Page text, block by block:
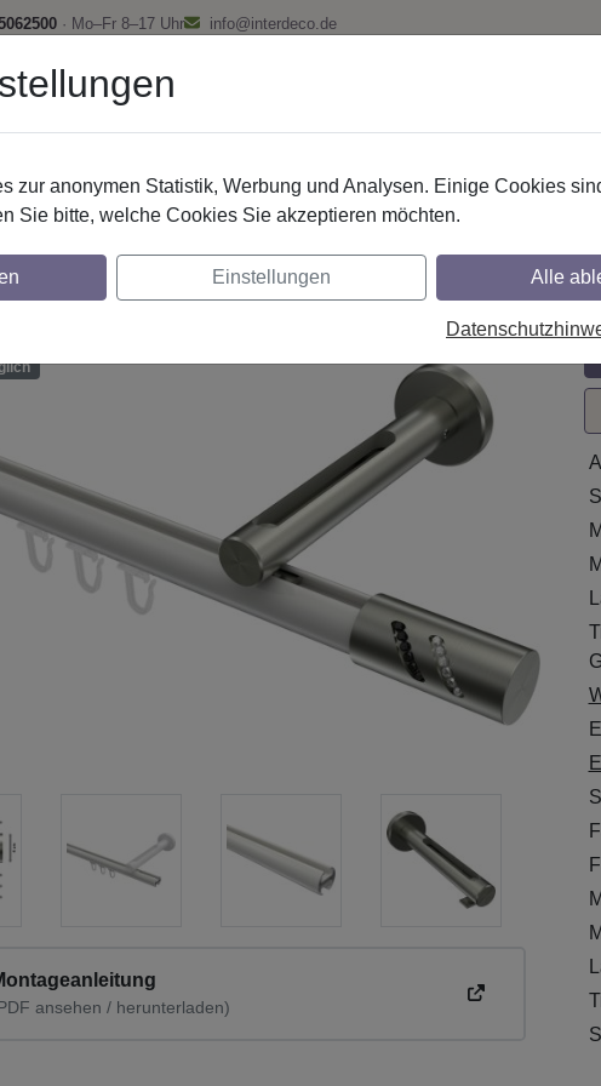
· Mo–Fr 8–17 Uhr info@interdeco.de
Innenlaufstangen Aluminium / Metall
mit Innenlauf aus Aluminium /
- Zoena Weiß / Edelstahl-Optik
ansehen / herunterladen)
zur anonymen Statistik, Werbung und Analysen. Einige Cookies
Sie bitte, welche Cookies Sie akzeptieren möchten.
Einstellungen Alle